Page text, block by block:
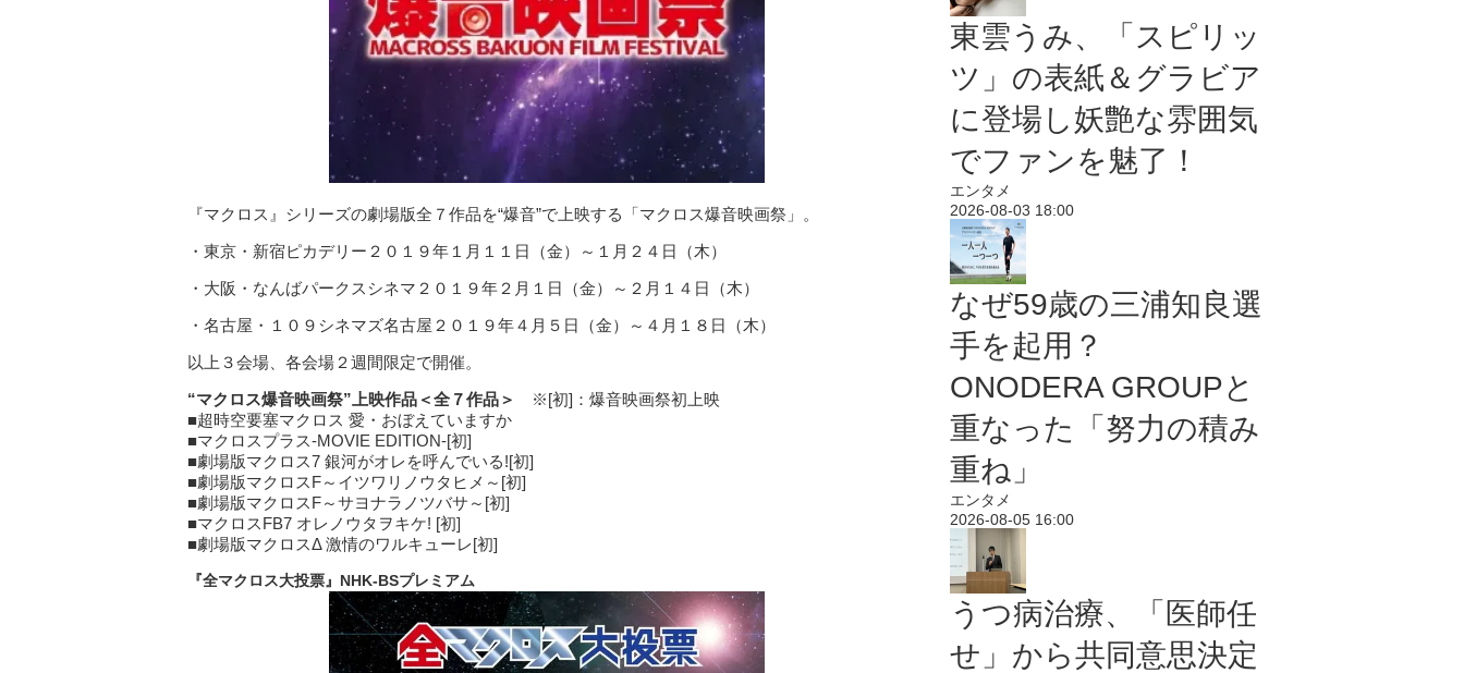
『マクロス』シリーズの劇場版全７作品を“爆音”で上映する「マクロス爆音映画祭」。
・東京・新宿ピカデリー２０１９年１月１１日（金）～１月２４日（木）
・大阪・なんばパークスシネマ２０１９年２月１日（金）～２月１４日（木）
・名古屋・１０９シネマズ名古屋２０１９年４月５日（金）～４月１８日（木）
以上３会場、各会場２週間限定で開催。
“マクロス爆音映画祭”上映作品＜全７作品＞
※[初]：爆音映画祭初上映
■超時空要塞マクロス 愛・おぼえていますか
■マクロスプラス-MOVIE EDITION-[初]
■劇場版マクロス7 銀河がオレを呼んでいる![初]
■劇場版マクロスF～イツワリノウタヒメ～[初]
■劇場版マクロスF～サヨナラノツバサ～[初]
■マクロスFB7 オレノウタヲキケ! [初]
■劇場版マクロスΔ 激情のワルキューレ[初]
『全マクロス大投票』NHK-BSプレミアム
東雲うみ、「スピリッ
ツ」の表紙＆グラビア
に登場し妖艶な雰囲気
でファンを魅了！
エンタメ
2026-08-03 18:00
なぜ59歳の三浦知良選
手を起用？
ONODERA GROUPと
重なった「努力の積み
重ね」
エンタメ
2026-08-05 16:00
うつ病治療、「医師任
せ」から共同意思決定